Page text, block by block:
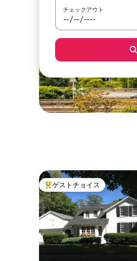
チェックアウト
大好評のゲストチョイスです。
ゲストチョイス